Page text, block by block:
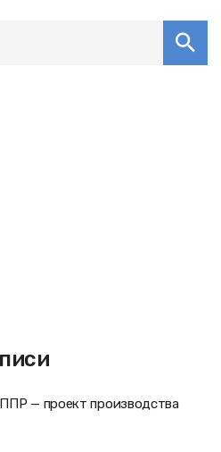
— проект производства